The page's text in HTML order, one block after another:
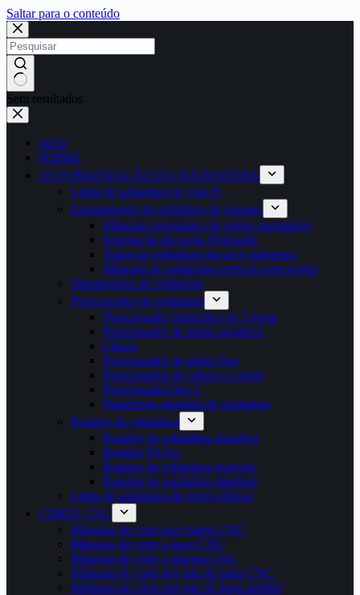
Saltar para o conteúdo
Sem resultados
Início
SOBRE
AUTOMATIZAÇÃO DA SOLDADURA
Linha de soldadura de viga H
Equipamento de soldadura de tanques
Máquina automática de soldar perímetros
Sistema de elevação Hydrauilc
Trator de soldadura por arco submerso
Máquina de soldadura vertical a electrogás
Manipulador de soldadura
Posicionador de soldadura
Posicionador hidráulico de 3 eixos
Posicionador de altura ajustável
Chuck
Posicionador de altura fixa
Posicionador de cabeça e cauda
Posicionador tipo L
Plataforma giratória de soldadura
Rotador de soldadura
Rotador de soldadura ajustável
Rotador Fit Up
Rotador de soldadura especial
Rotador de soldadura standard
Linha de soldadura de torres eólicas
CORTE CNC
Máquina de corte por chama CNC
Máquina de corte a laser CNC
Máquina de corte a plasma CNC
Máquina de corte por jato de água CNC
Máquina de corte por jato de água portátil